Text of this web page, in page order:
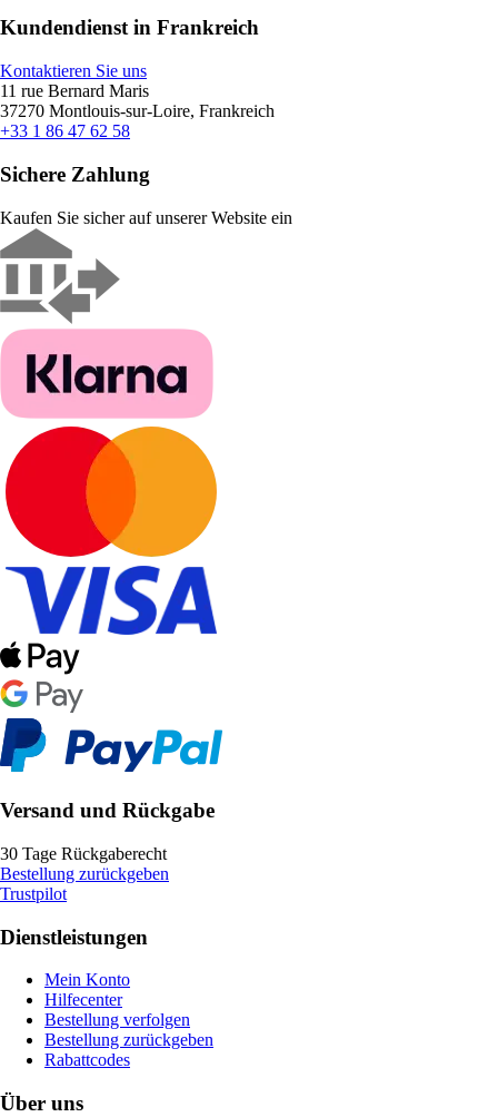
Kundendienst in Frankreich
Kontaktieren Sie uns
11 rue Bernard Maris
37270 Montlouis-sur-Loire, Frankreich
+33 1 86 47 62 58
Sichere Zahlung
Kaufen Sie sicher auf unserer Website ein
Versand und Rückgabe
30 Tage Rückgaberecht
Bestellung zurückgeben
Trustpilot
Dienstleistungen
Mein Konto
Hilfecenter
Bestellung verfolgen
Bestellung zurückgeben
Rabattcodes
Über uns